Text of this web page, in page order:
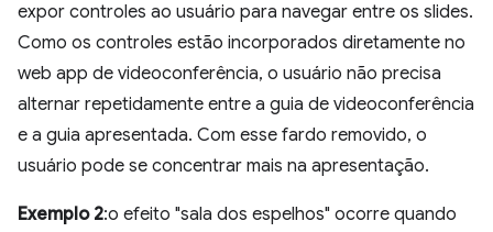
expor controles ao usuário para navegar entre os slides.
Como os controles estão incorporados diretamente no
web app de videoconferência, o usuário não precisa
alternar repetidamente entre a guia de videoconferência
e a guia apresentada. Com esse fardo removido, o
usuário pode se concentrar mais na apresentação.
Exemplo 2:o efeito "sala dos espelhos" ocorre quando